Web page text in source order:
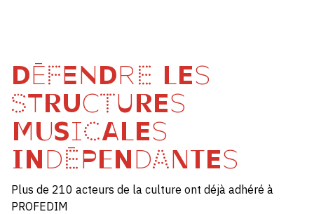
DÉFENDRE LES
STRUCTURES
MUSICALES
INDÉPENDANTES
Plus de 210 acteurs de la culture ont déjà adhéré à
PROFEDIM